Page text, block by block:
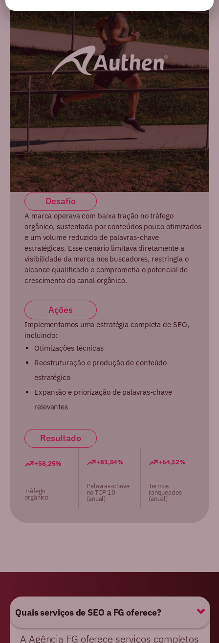
Desafio
A marca operava com baixa tração no tráfego
orgânico, sustentada por conteúdos pouco otimizados
e um volume reduzido de palavras-chave
estratégicas. Esse cenário limitava diretamente a
visibilidade da marca nos buscadores, restringia o
alcance qualificado e comprometia o potencial de
crescimento do canal orgânico.
Ações
Implementamos uma estratégia completa de SEO,
incluindo:
Otimizações técnicas
Reestruturação e produção de conteúdo
estratégico
Expansão e priorização de palavras-chave
relevantes
Resultado
+58,25%
Tráfego
orgânico
+81,54%
Palavras-chave
no TOP 10
(anual)
+64,12%
Termos
ranqueados
(anual)
Quais serviços de SEO a FG oferece?
A Agência FG oferece serviços completos